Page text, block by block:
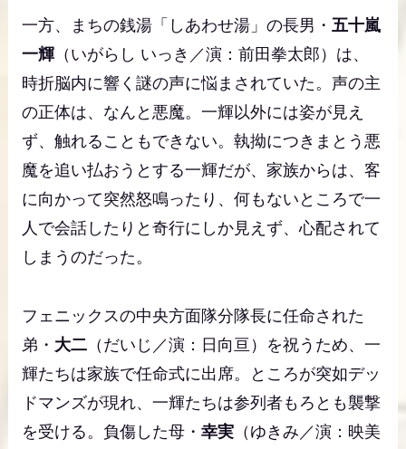
一方、まちの銭湯「しあわせ湯」の長男・ 五十嵐
一輝（いがらし いっき／演：前田拳太郎）は、
時折脳内に響く謎の声に悩まされていた。声の主
の正体は、なんと悪魔。一輝以外には姿が見え
ず、触れることもできない。執拗につきまとう悪
魔を追い払おうとする一輝だが、家族からは、客
に向かって突然怒鳴ったり、何もないところで一
人で会話したりと奇行にしか見えず、心配されて
しまうのだった。
フェニックスの中央方面隊分隊長に任命された
弟・ 大二（だいじ／演：日向亘）を祝うため、一
輝たちは家族で任命式に出席。ところが突如デッ
ドマンズが現れ、一輝たちは参列者もろとも襲撃
を受ける。負傷した母・ 幸実（ゆきみ／演：映美